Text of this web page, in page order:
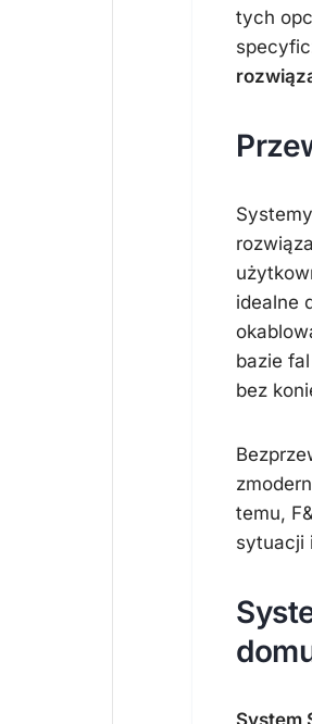
tych
Systemy
idealne
bazie
bez
temu,
sytuacji
System